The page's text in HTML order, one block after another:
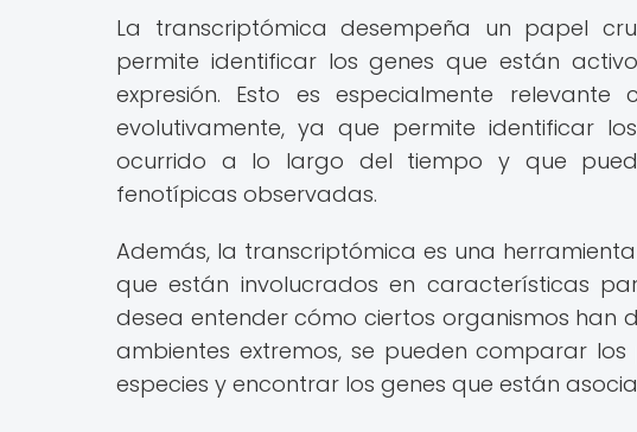
La transcriptómica desempeña un papel
permite identificar los genes que están
expresión. Esto es especialmente
evolutivamente, ya que permite identificar
ocurrido a lo largo del tiempo y que
fenotípicas observadas.
Además, la transcriptómica es una
que están involucrados en características
desea entender cómo ciertos organismos
ambientes extremos, se pueden comparar
especies y encontrar los genes que están